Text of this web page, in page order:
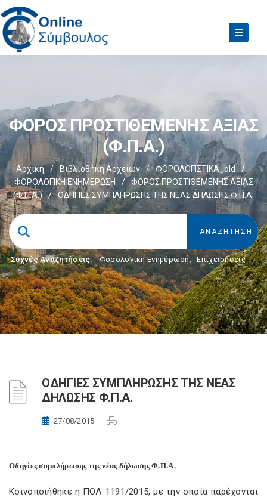
ΦΟΡΟΣ ΠΡΟΣΤΙΘΕΜΕΝΗΣ ΑΞΙΑΣ
(Φ.Π.Α.)
Αρχική / Βιβλιοθήκη Αρχείων / ΦΟΡΟΛΟΓΙΣΤΙΚΑ_old
/
ΦΟΡΟΛΟΓΙΚΗ ΕΝΗΜΕΡΩΣΗ
/
ΦΟΡΟΣ ΠΡΟΣΤΙΘΕΜΕΝΗΣ ΑΞΙΑΣ
(Φ.Π.Α.)
/ ΟΔΗΓΙΕΣ ΣΥΜΠΛΗΡΩΣΗΣ ΤΗΣ ΝΕΑΣ ΔΗΛΩΣΗΣ Φ.Π.Α.
Συχνές Αναζητήσεις: Φορολογικη Ενημέρωση, Επιχειρήσεις
ΟΔΗΓΙΕΣ ΣΥΜΠΛΗΡΩΣΗΣ ΤΗΣ ΝΕΑΣ
ΔΗΛΩΣΗΣ Φ.Π.Α.
27/08/2015
Οδηγίες συμπλήρωσης της νέας δήλωσης Φ.Π.Α.
Κοινοποιήθηκε η ΠΟΛ 1191/2015, με την οποία παρέχονται